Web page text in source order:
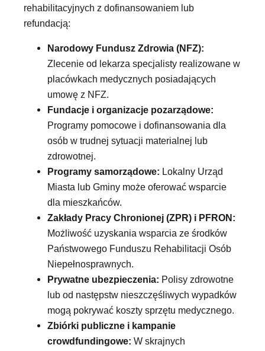
rehabilitacyjnych z dofinansowaniem lub
refundacją:
Narodowy Fundusz Zdrowia (NFZ):
Zlecenie od lekarza specjalisty realizowane w
placówkach medycznych posiadających
umowę z NFZ.
Fundacje i organizacje pozarządowe:
Programy pomocowe i dofinansowania dla
osób w trudnej sytuacji materialnej lub
zdrowotnej.
Programy samorządowe: Lokalny Urząd
Miasta lub Gminy może oferować wsparcie
dla mieszkańców.
Zakłady Pracy Chronionej (ZPR) i PFRON:
Możliwość uzyskania wsparcia ze środków
Państwowego Funduszu Rehabilitacji Osób
Niepełnosprawnych.
Prywatne ubezpieczenia: Polisy zdrowotne
lub od następstw nieszczęśliwych wypadków
mogą pokrywać koszty sprzętu medycznego.
Zbiórki publiczne i kampanie
crowdfundingowe: W skrajnych